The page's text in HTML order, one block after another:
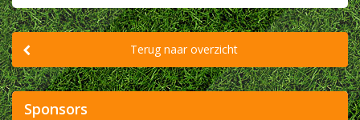
Terug naar overzicht
Sponsors